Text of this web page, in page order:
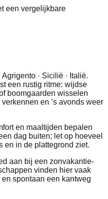
een vergelijkbare
· Sicilië · Italië.
een rustig ritme: wijdse
boomgaarden wisselen
en ’s avonds weer
en maaltijden bepalen
dag buiten; let op hoeveel
en in de plattegrond ziet.
aan bij een zonvakantie-
vinden hier vaak
spontaan een kantweg